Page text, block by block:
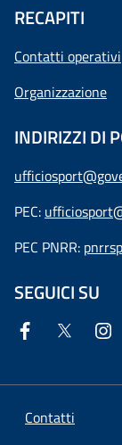
RECAPITI
Contatti operativi
Organizzazione
INDIRIZZI DI
PEC:
PEC PNRR:
SEGUICI SU
Contatti